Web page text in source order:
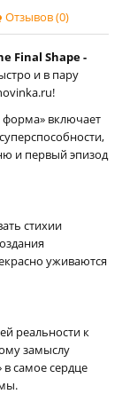
Отзывов (0)
Final Shape -
и в пару
включает
и первый эпизод
стихии
уживаются
реальности к
замыслу
в самое сердце